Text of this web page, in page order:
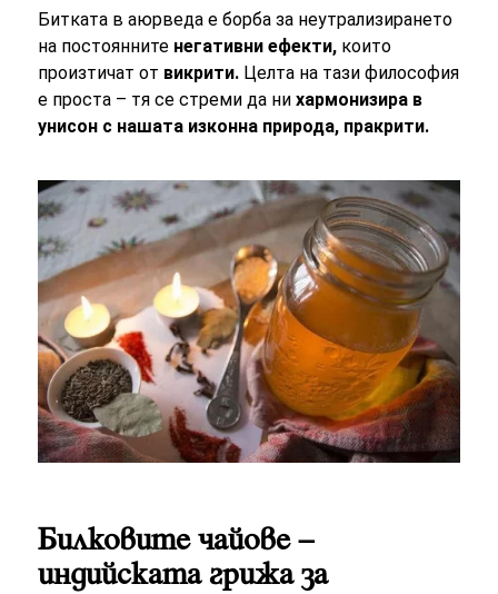
Битката в аюрведа е борба за неутрализирането
на постоянните негативни ефекти, които
произтичат от викрити. Целта на тази философия
е проста – тя се стреми да нихармонизира в
унисон с нашата изконна природа, пракрити.
Билковите чайове –
индийската грижа за